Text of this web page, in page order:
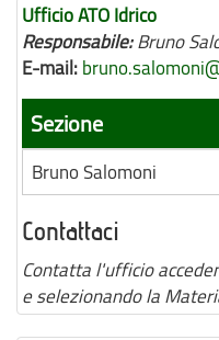
Ufficio ATO Idrico
Responsabile:Bruno
E-mail:
Sezione
Bruno Salomoni
Contattaci
Contatta l'ufficio
e selezionando la